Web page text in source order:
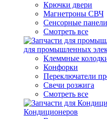
Крючки двери
Магнетроны СВЧ
Сенсорные панели
Смотреть все
для промышленных
Клеммные
Конфорки
Переключатели
Свечи розжига
Смотреть все
Кондиционеров